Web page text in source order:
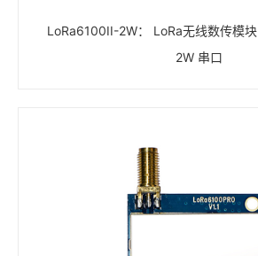
LoRa6100II-2W： LoRa无线数传模块 低电压 & 低成本
2W 串口